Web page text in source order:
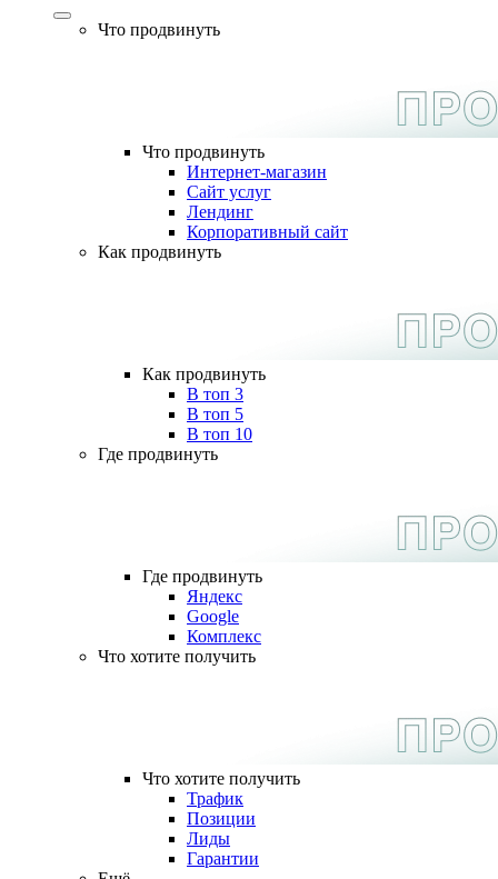
Что продвинуть
Что продвинуть
Интернет-магазин
Сайт услуг
Лендинг
Корпоративный сайт
Как продвинуть
Как продвинуть
В топ 3
В топ 5
В топ 10
Где продвинуть
Где продвинуть
Яндекс
Google
Комплекс
Что хотите получить
Что хотите получить
Трафик
Позиции
Лиды
Гарантии